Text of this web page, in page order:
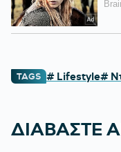
TAGS # Lifestyle#
ΔΙΑΒΑΣΤΕ